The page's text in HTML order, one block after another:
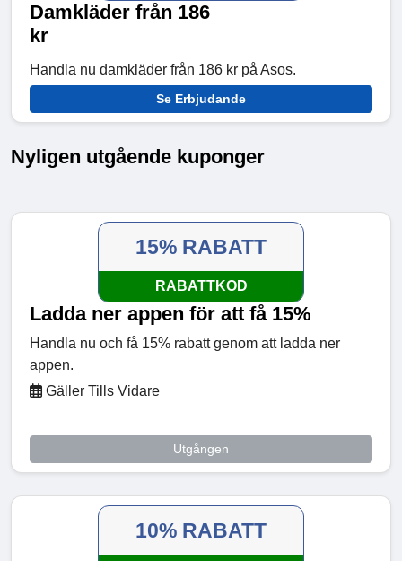
Damkläder från 186
kr
Handla nu damkläder från 186 kr på Asos.
Se Erbjudande
Nyligen utgående kuponger
15% RABATT
RABATTKOD
Ladda ner appen för att få 15%
Handla nu och få 15% rabatt genom att ladda ner
appen.
Gäller Tills Vidare
Utgången
10% RABATT